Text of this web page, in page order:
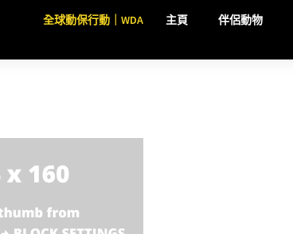
全球動保行動｜WDA 主頁 伴侶動物